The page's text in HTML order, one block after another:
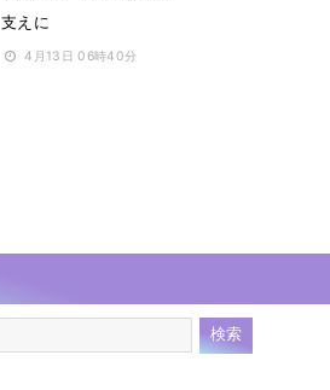
支えに
4月13日 06時40分